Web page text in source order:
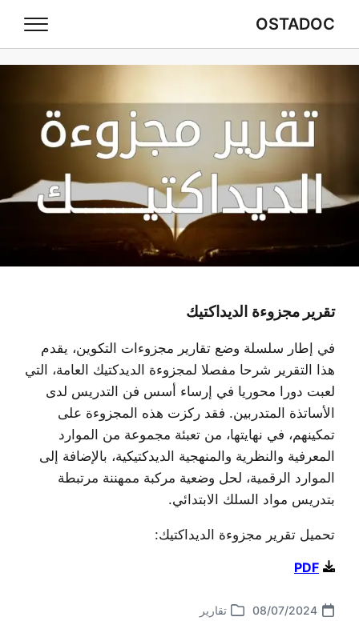
OSTADOC
تقرير مجزوءة الديداكتيك
في إطار سلسلة وضع تقارير مجزوءات التكوين، يقدم
هذا التقرير شرحا مفصلا لمجزوءة الديدكتيك العامة، التي
لعبت دورا محوريا في إرساء أسس فن التدريس لدى
الأساتذة المتدربين. فقد ركزت هذه المجزوءة على
تمكينهم، في نهايتها، من تعبئة مجموعة من الموارد
المعرفية والنظرية والمنهجية الديدكتيكية، بالإضافة إلى
الموارد الرقمية، لحل وضعية مركبة ممهننة مرتبطة
بتدريس مواد السلك الابتدائي.
تحميل تقرير مجزوءة الديداكتيك:
PDF
تاريخ08/07/2024 نشرتقارير